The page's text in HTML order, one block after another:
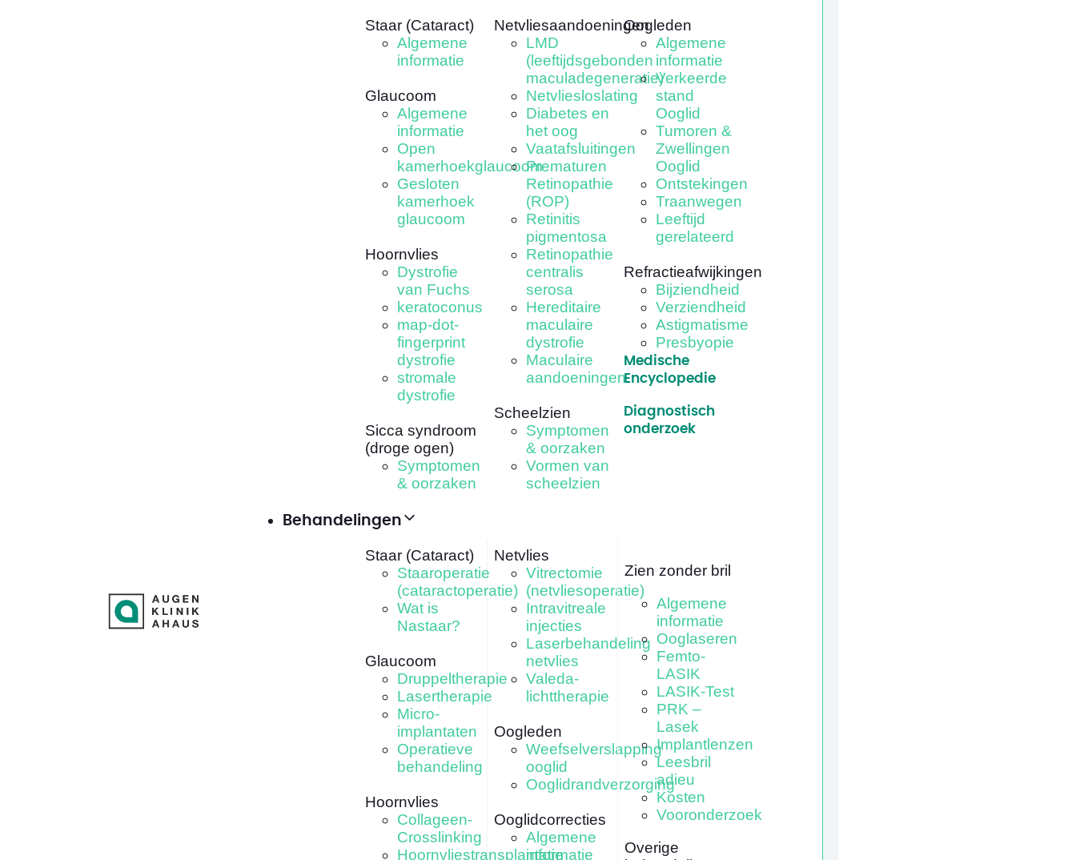
Staar (Cataract)
Algemene
informatie
Glaucoom
Algemene
informatie
Open
kamerhoekglaucoom
Gesloten
kamerhoek
glaucoom
Hoornvlies
Dystrofie
van Fuchs
keratoconus
map-dot-
fingerprint
dystrofie
stromale
dystrofie
Sicca syndroom
(droge ogen)
Symptomen
& oorzaken
Netvliesaandoeningen
LMD
(leeftijdsgebonden
maculadegeneratie)
Netvliesloslating
Diabetes en
het oog
Vaatafsluitingen
Prematuren
Retinopathie
(ROP)
Retinitis
pigmentosa
Retinopathie
centralis
serosa
Hereditaire
maculaire
dystrofie
Maculaire
aandoeningen
Scheelzien
Symptomen
& oorzaken
Vormen van
scheelzien
Oogleden
Algemene
informatie
Verkeerde
stand
Ooglid
Tumoren &
Zwellingen
Ooglid
Ontstekingen
Traanwegen
Leeftijd
gerelateerd
Refractieafwijkingen
Bijziendheid
Verziendheid
Astigmatisme
Presbyopie
Medische
Encyclopedie
Diagnostisch
onderzoek
Behandelingen
Staar (Cataract)
Staaroperatie
(cataractoperatie)
Wat is
Nastaar?
Glaucoom
Druppeltherapie
Lasertherapie
Micro-
implantaten
Operatieve
behandeling
Hoornvlies
Collageen-
Crosslinking
Hoornvliestransplantatie
Netvlies
Vitrectomie
(netvliesoperatie)
Intravitreale
injecties
Laserbehandeling
netvlies
Valeda-
lichttherapie
Oogleden
Weefselverslapping
ooglid
Ooglidrandverzorging
Ooglidcorrecties
Algemene
informatie
Zien zonder bril
Algemene
informatie
Ooglaseren
Femto-
LASIK
LASIK-Test
PRK –
Lasek
Implantlenzen
Leesbril
adieu
Kosten
Vooronderzoek
Overige